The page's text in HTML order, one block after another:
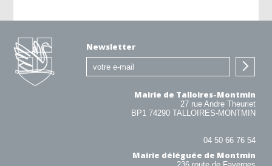
Newsletter
Mairie de Talloires-Montmin
27 rue Andre Theuriet
BP1 74290 TALLOIRES-MONTMIN
04 50 66 76 54
Mairie déléguée de Montmin